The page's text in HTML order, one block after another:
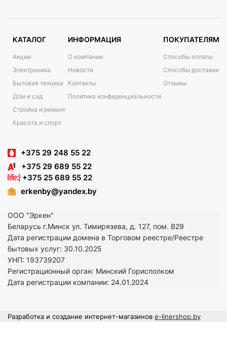
КАТАЛОГ
Акции
Электроника
Бытовая техника
Дом и сад
Стройка и ремонт
Красота и спорт
ИНФОРМАЦИЯ
О компании
Новости
Контакты
Политика конфиденциальности
ПОКУПАТЕЛЯМ
Способы оплаты
Способы доставки
Отзывы
+375 29 248 55 22
+375 29 689 55 22
+375 25 689 55 22
erkenby@yandex.by
ООО "Эркен"
Беларусь г.Минск ул. Тимирязева, д. 127, пом. В29
Дата регистрации домена в Торговом реестре/Реестре
бытовых услуг: 30.10.2025
УНП: 193739207
Регистрационный орган: Минский Горисполком
Дата регистрации компании: 24.01.2024
Разработка и создание интернет-магазинов e-linershop.by